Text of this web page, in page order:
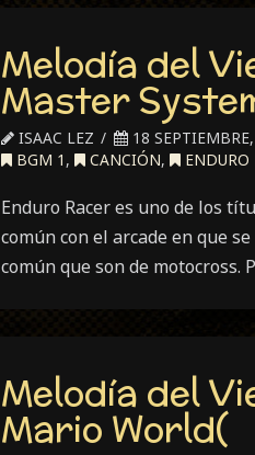
Melodía del
Master
ISAAC LEZ
18
BGM 1 , CANCIÓN, ENDURO
Enduro Racer es uno de los
común con el arcade en que
común que son de motocross.
Melodía del
Mario World(